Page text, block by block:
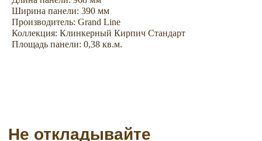
Ширина панели: 390 мм
Производитель: Grand Line
Коллекция: Клинкерный Кирпич Стандарт
Площадь панели: 0,38 кв.м.